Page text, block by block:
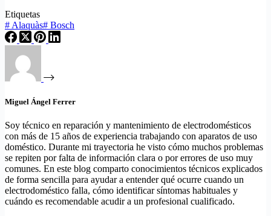
Etiquetas
# Alaquàs# Bosch
Miguel Ángel Ferrer
Soy técnico en reparación y mantenimiento de electrodomésticos
con más de 15 años de experiencia trabajando con aparatos de uso
doméstico. Durante mi trayectoria he visto cómo muchos problemas
se repiten por falta de información clara o por errores de uso muy
comunes. En este blog comparto conocimientos técnicos explicados
de forma sencilla para ayudar a entender qué ocurre cuando un
electrodoméstico falla, cómo identificar síntomas habituales y
cuándo es recomendable acudir a un profesional cualificado.